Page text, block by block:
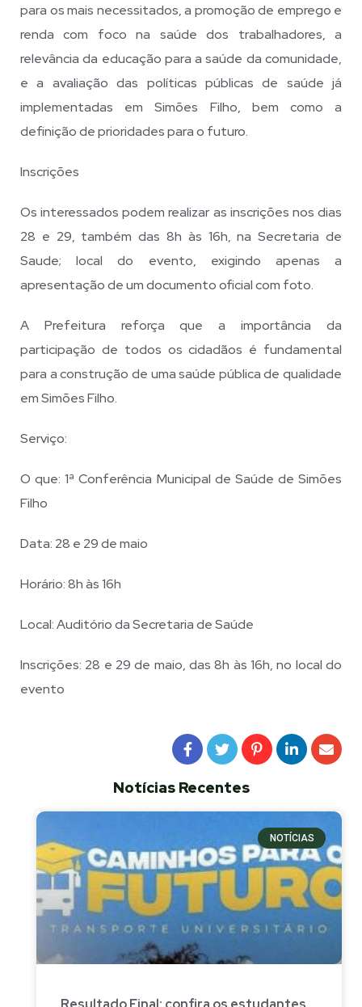
para os mais necessitados, a promoção de emprego e
renda com foco na saúde dos trabalhadores, a
relevância da educação para a saúde da comunidade,
e a avaliação das políticas públicas de saúde já
implementadas em Simões Filho, bem como a
definição de prioridades para o futuro.
Inscrições
Os interessados podem realizar as inscrições nos dias
28 e 29, também das 8h às 16h, na Secretaria de
Saude; local do evento, exigindo apenas a
apresentação de um documento oficial com foto.
A Prefeitura reforça que a importância da
participação de todos os cidadãos é fundamental
para a construção de uma saúde pública de qualidade
em Simões Filho.
Serviço:
O que: 1ª Conferência Municipal de Saúde de Simões
Filho
Data: 28 e 29 de maio
Horário: 8h às 16h
Local: Auditório da Secretaria de Saúde
Inscrições: 28 e 29 de maio, das 8h às 16h, no local do
evento
Notícias Recentes
NOTÍCIAS